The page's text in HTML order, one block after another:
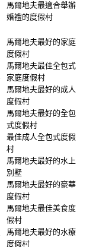
馬爾地夫最適合舉辦
婚禮的度假村
馬爾地夫最好的家庭
度假村
馬爾地夫最佳全包式
家庭度假村
馬爾地夫最好的成人
度假村
馬爾地夫最好的全包
式度假村
最佳成人全包式度假
村
馬爾地夫最好的水上
別墅
馬爾地夫最好的豪華
度假村
馬爾地夫最佳美食度
假村
馬爾地夫最好的水療
度假村